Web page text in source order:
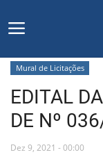
Início
Editais
Mural de Licitações
EDITAL
DE Nº
Dez 9, 2021 - 00:00